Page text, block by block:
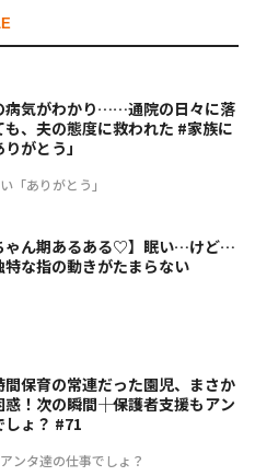
「ありがとう」
病気がわかり……通院の日々に落
も、夫の態度に救われた #家族に
がとう」
ゃん期あるある♡】眠い…けど…
な指の動きがたまらない
ンタ達の仕事でしょ？
間保育の常連だった園児、まさか
！次の瞬間――｜保護者支援もアン
しょ？ #71